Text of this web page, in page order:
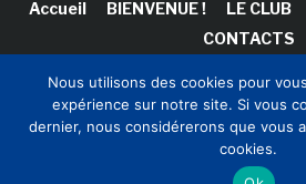
Accueil BIENVENUE ! LE CLUB
CONTACTS
Copyright © 2026 Club Innovation &
Sinapses Conseils
Nous utilisons des cookies pour
expérience sur notre site. Si vous
dernier, nous considérerons que vous
cookies.